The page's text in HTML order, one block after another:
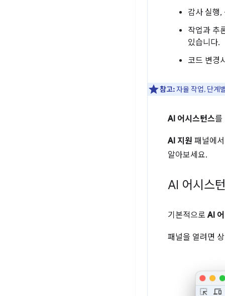
감사 실행,
작업과 추
있습니다.
코드 변경
참고:자율 작업, 단계
AI 어시스턴스를
AI 지원 패널에
알아보세요.
AI 어시스
기본적으로AI
패널을 열려면